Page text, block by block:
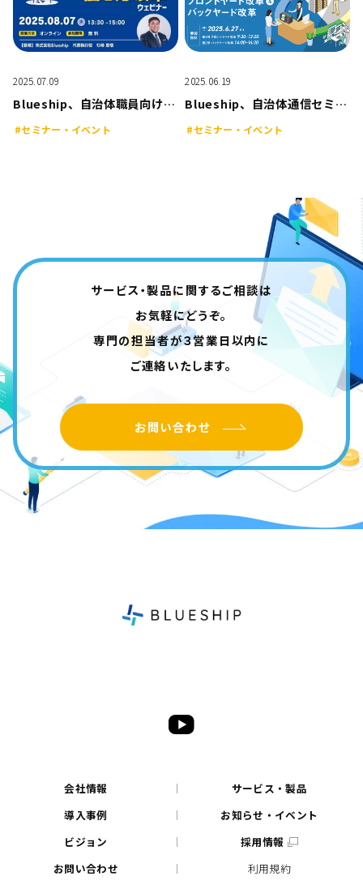
2025.07.09
Blueship、自治体職員向け無料ウェビナー「給付金事業対応から考える働き方改革」2025年8月7日開催
#セミナー・イベント
2025.06.19
Blueship、自治体通信セミナー「徹底解説！自治体DXの両輪を支える2大改革～フロントヤード改革＆バックヤード改革～」に登壇｜2025年6月27日、オンライン開催
#セミナー・イベント
サービス・製品に関するご相談は
お気軽にどうぞ。
専門の担当者が３営業日以内に
ご連絡いたします。
お問い合わせ
会社情報
サービス・製品
導入事例
お知らせ・イベント
ビジョン
採用情報
お問い合わせ
利用規約